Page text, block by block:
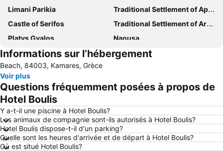
Limani Parikia
Traditional Settlement of Apollonia
Castle of Serifos
Traditional Settlement of Artemonas
Platys Gyalos
Naousa
Traditional Settlement of Klima
Kamares
Pounda
Aliki
Ancient Theatre of Milos
Milos Island National Airport
Agia Kiriaki
Agios Spyridonas
Foinikas
Informations sur l’hébergement
Beach, 84003, Kamares, Grèce
Voir plus
Questions fréquemment posées à propos de
Hotel Boulis
Y a-t-il une piscine à Hotel Boulis?
Les animaux de compagnie sont-ils autorisés à Hotel Boulis?
Hotel Boulis dispose-t-il d'un parking?
Quelle sont les heures d'arrivée et de départ à Hotel Boulis?
Où est situé Hotel Boulis?